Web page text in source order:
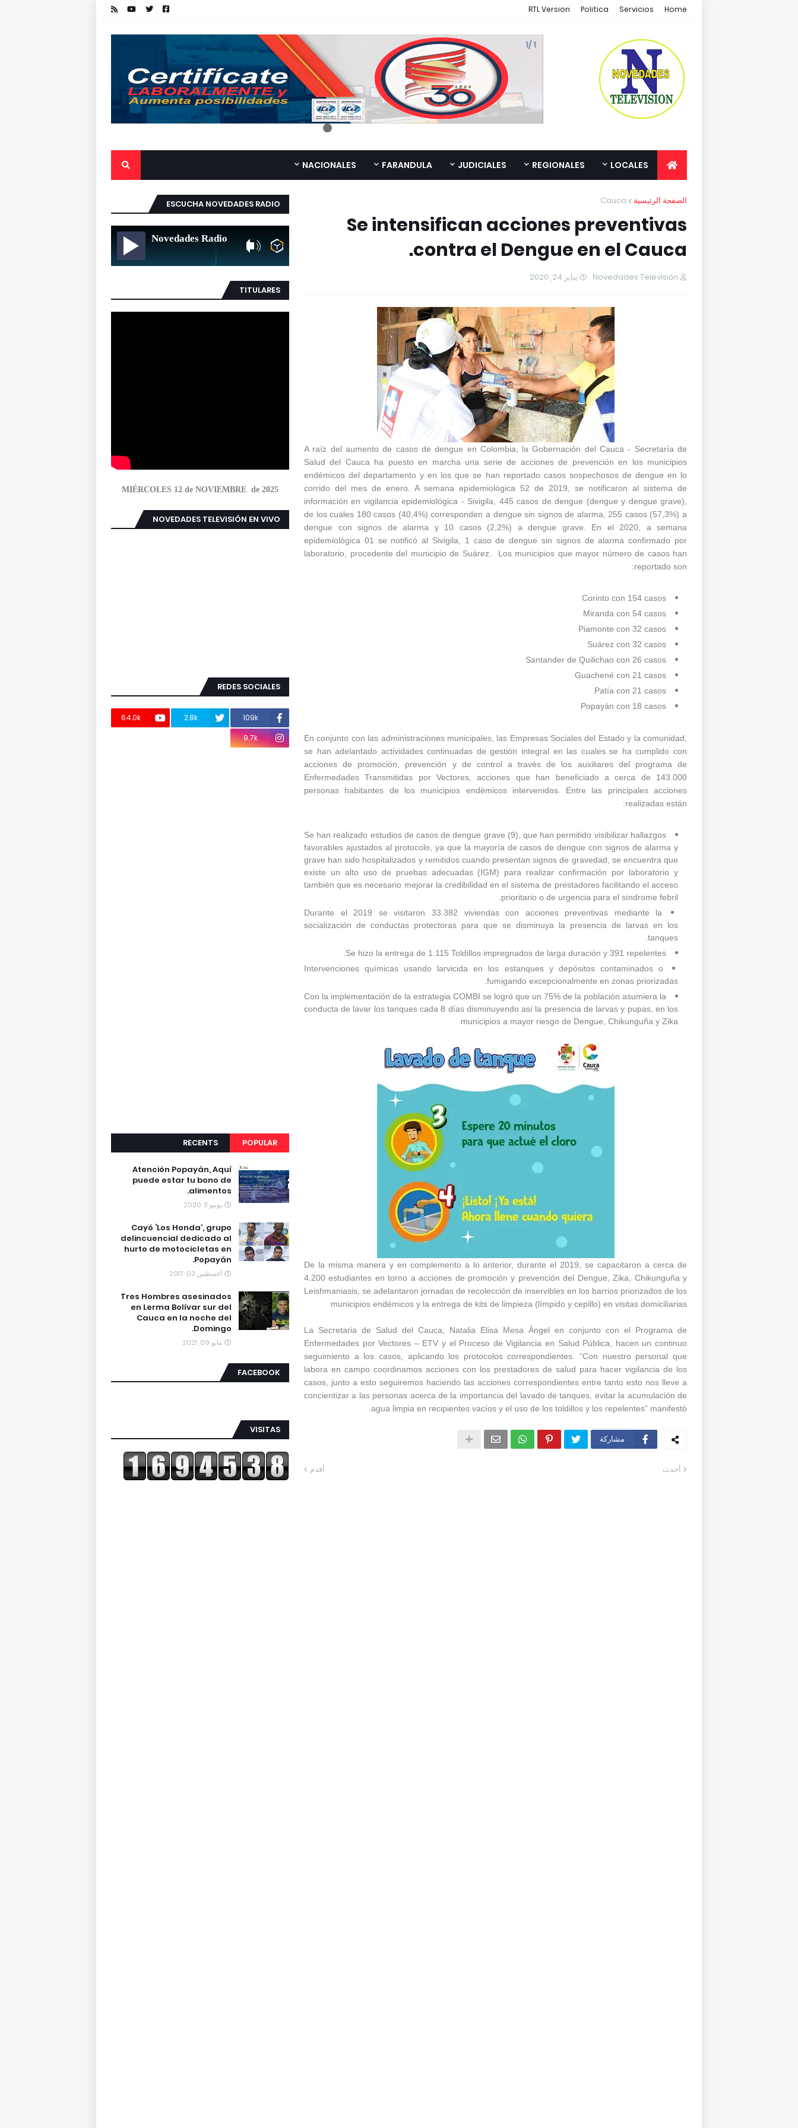
Home
Servicios
Politica
RTL Version
1 /1
LOCALES
REGIONALES
JUDICIALES
FARANDULA
NACIONALES
الصفحة الرئيسية Cauca
Se intensifican acciones preventivas
contra el Dengue en el Cauca.
Novedades Televisión يناير 24, 2020
A raíz del aumento de casos de dengue en Colombia, la Gobernación del Cauca - Secretaría de
Salud del Cauca ha puesto en marcha una serie de acciones de prevención en los municipios
endémicos del departamento y en los que se han reportado casos sospechosos de dengue en lo
corrido del mes de enero. A semana epidemiológica 52 de 2019, se notificaron al sistema de
información en vigilancia epidemiológica - Sivigila, 445 casos de dengue (dengue y dengue grave),
de los cuales 180 casos (40,4%) corresponden a dengue sin signos de alarma, 255 casos (57,3%) a
dengue con signos de alarma y 10 casos (2,2%) a dengue grave. En el 2020, a semana
epidemiológica 01 se notificó al Sivigila, 1 caso de dengue sin signos de alarma confirmado por
laboratorio, procedente del municipio de Suárez. Los municipios que mayor número de casos han
reportado son:
Corinto con 154 casos
Miranda con 54 casos
Piamonte con 32 casos
Suárez con 32 casos
Santander de Quilichao con 26 casos
Guachené con 21 casos
Patía con 21 casos
Popayán con 18 casos
En conjunto con las administraciones municipales, las Empresas Sociales del Estado y la comunidad,
se han adelantado actividades continuadas de gestión integral en las cuales se ha cumplido con
acciones de promoción, prevención y de control a través de los auxiliares del programa de
Enfermedades Transmitidas por Vectores, acciones que han beneficiado a cerca de 143.000
personas habitantes de los municipios endémicos intervenidos. Entre las principales acciones
realizadas están:
Se han realizado estudios de casos de dengue grave (9), que han permitido visibilizar hallazgos
favorables ajustados al protocolo, ya que la mayoría de casos de dengue con signos de alarma y
grave han sido hospitalizados y remitidos cuando presentan signos de gravedad, se encuentra que
existe un alto uso de pruebas adecuadas (IGM) para realizar confirmación por laboratorio y
también que es necesario mejorar la credibilidad en el sistema de prestadores facilitando el acceso
prioritario o de urgencia para el síndrome febril.
Durante el 2019 se visitaron 33.382 viviendas con acciones preventivas mediante la
socialización de conductas protectoras para que se disminuya la presencia de larvas en los
tanques.
Se hizo la entrega de 1.115 Toldillos impregnados de larga duración y 391 repelentes.
Intervenciones químicas usando larvicida en los estanques y depósitos contaminados o
fumigando excepcionalmente en zonas priorizadas.
Con la implementación de la estrategia COMBI se logró que un 75% de la población asumiera la
conducta de lavar los tanques cada 8 días disminuyendo así la presencia de larvas y pupas, en los
municipios a mayor riesgo de Dengue, Chikunguña y Zika
De la misma manera y en complemento a lo anterior, durante el 2019, se capacitaron a cerca de
4.200 estudiantes en torno a acciones de promoción y prevención del Dengue, Zika, Chikunguña y
Leishmaniasis, se adelantaron jornadas de recolección de inservibles en los barrios priorizados de los
municipios endémicos y la entrega de kits de limpieza (límpido y cepillo) en visitas domiciliarias
La Secretaria de Salud del Cauca, Natalia Elisa Mesa Ángel en conjunto con el Programa de
Enfermedades por Vectores – ETV y el Proceso de Vigilancia en Salud Pública, hacen un continuo
seguimiento a los casos, aplicando los protocolos correspondientes. “Con nuestro personal que
labora en campo coordinamos acciones con los prestadores de salud para hacer vigilancia de los
casos, junto a esto seguiremos haciendo las acciones correspondientes entre tanto esto nos lleve a
concientizar a las personas acerca de la importancia del lavado de tanques, evitar la acumulación de
agua limpia en recipientes vacíos y el uso de los toldillos y los repelentes” manifestó.
مشاركة
أحدث أقدم
ESCUCHA NOVEDADES RADIO
Novedades Radio
TITULARES
MIÉRCOLES 12 de NOVIEMBRE de 2025
NOVEDADES TELEVISIÓN EN VIVO
REDES SOCIALES
109k
2.8k
64.0k
9.7k
POPULAR
RECENTS
Atención Popayán, Aquí
puede estar tu bono de
alimentos.
يونيو 11, 2020
Cayó ‘Los Honda’, grupo
delincuencial dedicado al
hurto de motocicletas en
Popayán.
أغسطس 03, 2017
Tres Hombres asesinados
en Lerma Bolívar sur del
Cauca en la noche del
Domingo.
مايو 09, 2021
FACEBOOK
VISITAS